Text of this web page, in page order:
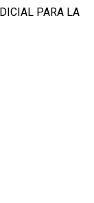
PARA LA